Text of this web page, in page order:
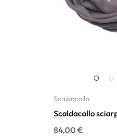
Scaldacollo
Scaldacollo
Prezzo
84,00 €